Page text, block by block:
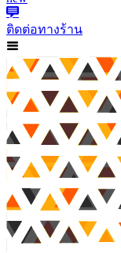
ติดต่อทางร้าน